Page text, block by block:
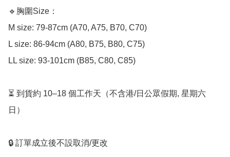
🔹胸圍Size：
M size: 79-87cm (A70, A75, B70, C70)
L size: 86-94cm (A80, B75, B80, C75)
LL size: 93-101cm (B85, C80, C85)
⏳ 到貨約 10–18 個工作天（不含港/日公眾假期, 星期六
日）
🔒 訂單成立後不設取消/更改